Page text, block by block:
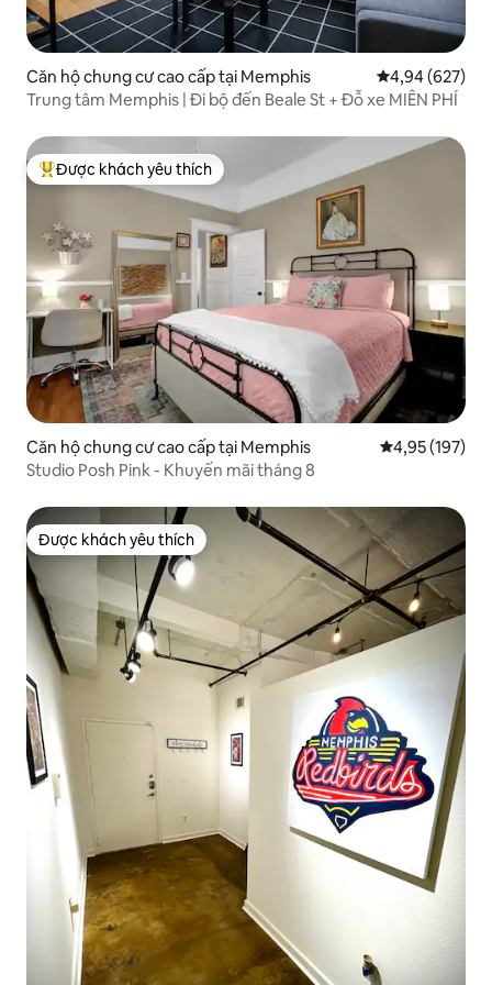
Căn hộ chung cư cao cấp tại Memphis Xếp hạng
4,94 (627)
Trung tâm Memphis | Đi bộ đến Beale St + Đỗ xe MIỄN PHÍ
Được khách yêu thích nhất
Được khách yêu thích
Căn hộ chung cư cao cấp tại Memphis Xếp hạng
4,95 (197)
Studio Posh Pink - Khuyến mãi tháng 8
Được khách yêu thích
Được khách yêu thích